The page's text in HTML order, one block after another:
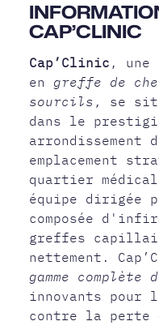
CAP’CLINIC
Cap’Clinic , une
en greffe de
sourcils , se
dans le
arrondissement
emplacement
quartier
équipe dirigée
composée
greffes
nettement.
gamme
innovants pour
contre la perte